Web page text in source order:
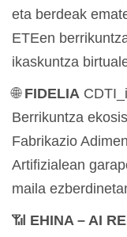
eta berdeak
ETEen
ikaskuntza
🌐 FIDELIA
Berrikuntza
Fabrikazio
Artifizialean
maila
📶 EHINA – AI